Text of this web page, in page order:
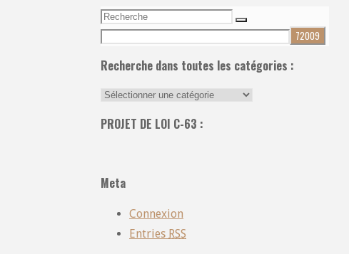
Recherche
pour:
Recherche
Recherche dans toutes les catégories :
Recherche
toutes
PROJET DE LOI C-63 :
Meta
Connexion
Entries RSS